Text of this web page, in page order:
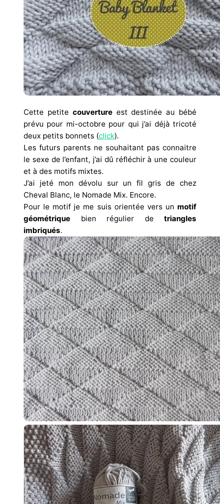
Cette petite couvertureest destinée au bébé
prévu pour mi-octobre pour qui j’ai déjà tricoté
deux petits bonnets (click).
Les futurs parents ne souhaitant pas connaitre
le sexe de l’enfant, j’ai dû réfléchir à une couleur
et à des motifs mixtes.
J’ai jeté mon dévolu sur un fil gris de chez
Cheval Blanc, le Nomade Mix. Encore.
Pour le motif je me suis orientée vers un motif
géométrique bien régulier de triangles
imbriqués.